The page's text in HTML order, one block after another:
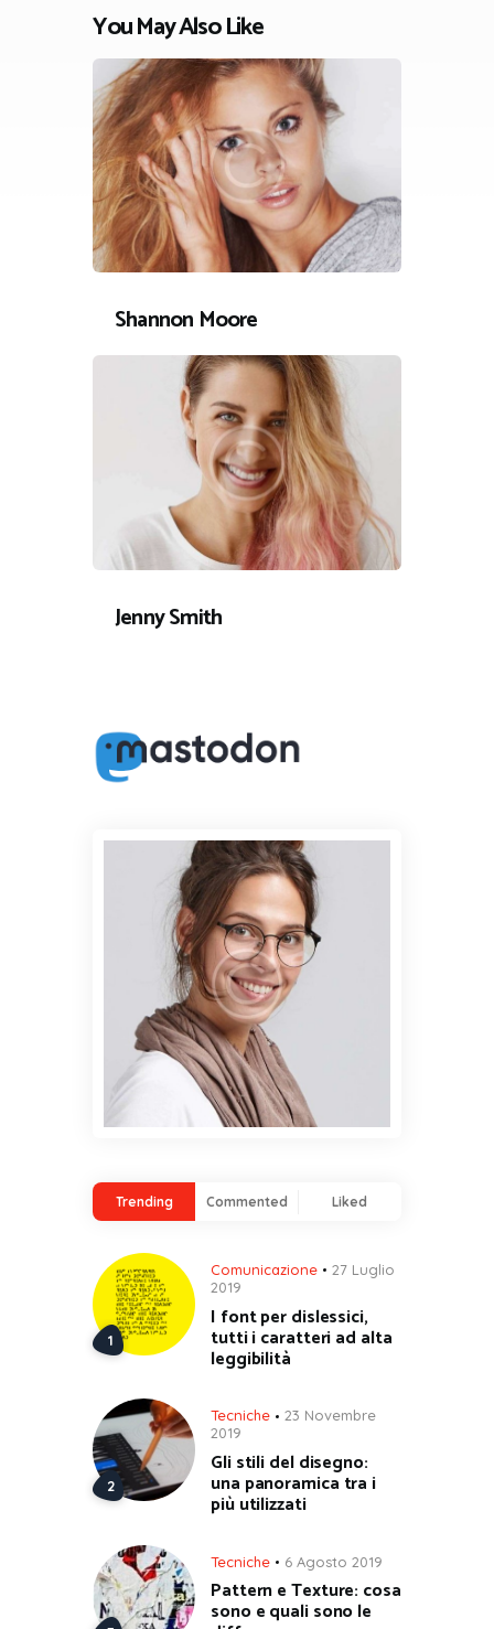
You May Also Like
Shannon Moore
Jenny Smith
Trending Commented Liked
Comunicazione
27 Luglio
2019
I font per dislessici,
tutti i caratteri ad alta
leggibilità
Tecniche
23 Novembre
2019
Gli stili del disegno:
una panoramica tra i
più utilizzati
Tecniche 6 Agosto 2019
Pattern e Texture: cosa
sono e quali sono le